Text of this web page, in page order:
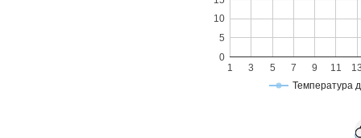
Температура
1 3 5 7 9 11
0
5
10